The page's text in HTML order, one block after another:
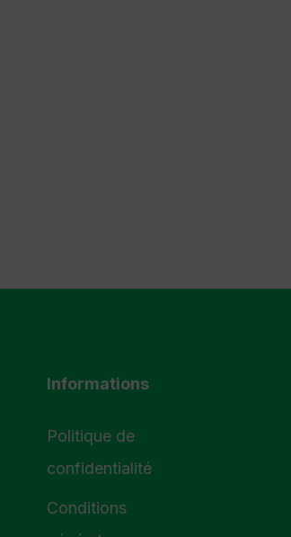
Informations
Politique de
confidentialité
Conditions